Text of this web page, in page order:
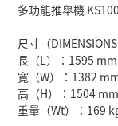
多功能推舉機
尺寸（DIMENSIONS
長（L）：1595 mm
寬（W）：1382
高（H）：1504 mm
重量（Wt）：169